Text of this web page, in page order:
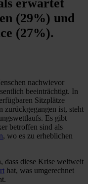
erwartet
(29%) und
(27%).
nachwievor
beeinträchtigt. In
Sitzplätze
zurückgegangen ist, steht
Es gibt
betroffen sind als
, wo es zu erheblichen
dass diese Krise weltweit
hat, was umgerechnet